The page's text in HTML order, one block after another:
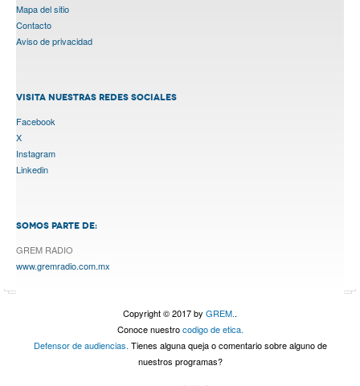
Mapa del sitio
Contacto
Aviso de privacidad
VISITA NUESTRAS REDES SOCIALES
Facebook
X
Instagram
Linkedin
SOMOS PARTE DE:
GREM RADIO
www.gremradio.com.mx
Copyright © 2017 by GREM..
Conoce nuestrocodigo de etica.
Defensor de audiencias. Tienes alguna queja o comentario sobre alguno de
nuestros programas?